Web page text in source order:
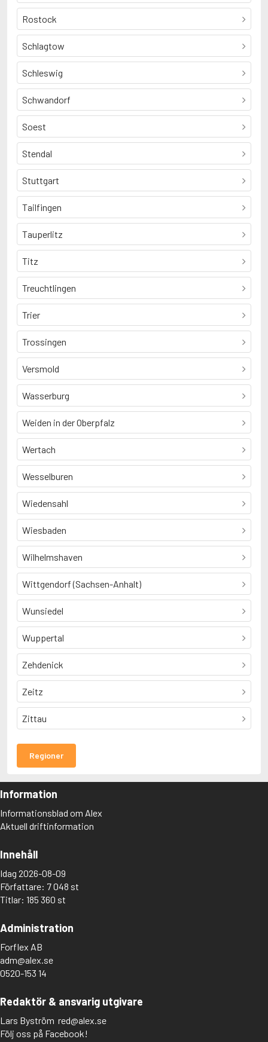
Rostock
Schlagtow
Schleswig
Schwandorf
Soest
Stendal
Stuttgart
Tailfingen
Tauperlitz
Titz
Treuchtlingen
Trier
Trossingen
Versmold
Wasserburg
Weiden in der Oberpfalz
Wertach
Wesselburen
Wiedensahl
Wiesbaden
Wilhelmshaven
Wittgendorf (Sachsen-Anhalt)
Wunsiedel
Wuppertal
Zehdenick
Zeitz
Zittau
Regioner
Information
Informationsblad om Alex
Aktuell driftinformation
Innehåll
Idag 2026-08-09
Författare: 7 048 st
Titlar: 185 360 st
Administration
Forflex AB
adm@alex.se
0520-153 14
Redaktör & ansvarig utgivare
Lars Byström red@alex.se
Följ oss på Facebook!